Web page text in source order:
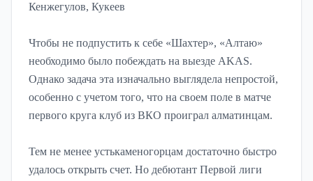
Кенжегулов, Кукеев
Чтобы не подпустить к себе «Шахтер», «Алтаю»
необходимо было побеждать на выезде AKAS.
Однако задача эта изначально выглядела непростой,
особенно с учетом того, что на своем поле в матче
первого круга клуб из ВКО проиграл алматинцам.
Тем не менее устькаменогорцам достаточно быстро
удалось открыть счет. Но дебютант Первой лиги